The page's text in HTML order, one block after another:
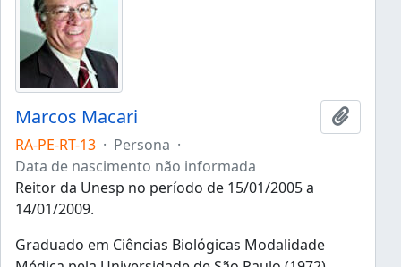
Marcos Macari
Añadir
RA-PE-RT-13 · Persona ·
Data de nascimento não informada
Reitor da Unesp no período de 15/01/2005 a
14/01/2009.
Graduado em Ciências Biológicas Modalidade